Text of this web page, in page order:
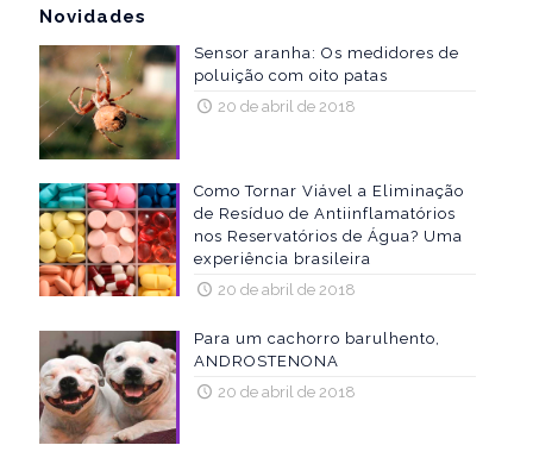
Novidades
Sensor aranha: Os medidores de
poluição com oito patas
20 de abril de 2018
Como Tornar Viável a Eliminação
de Resíduo de Antiinflamatórios
nos Reservatórios de Água? Uma
experiência brasileira
20 de abril de 2018
Para um cachorro barulhento,
ANDROSTENONA
20 de abril de 2018